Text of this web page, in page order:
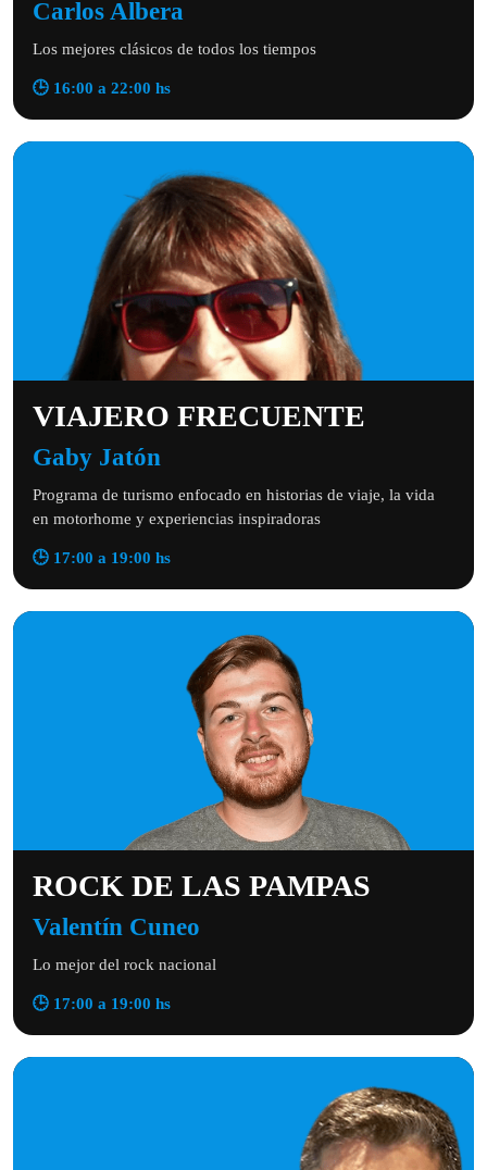
Carlos Albera
Los mejores clásicos de todos los tiempos
🕒 16:00 a 22:00 hs
VIAJERO FRECUENTE
Gaby Jatón
Programa de turismo enfocado en historias de viaje, la vida
en motorhome y experiencias inspiradoras
🕒 17:00 a 19:00 hs
ROCK DE LAS PAMPAS
Valentín Cuneo
Lo mejor del rock nacional
🕒 17:00 a 19:00 hs